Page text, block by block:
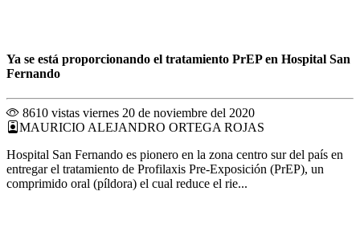
Ya se está proporcionando el tratamiento PrEP en Hospital San
Fernando
8610 vistas viernes 20 de noviembre del 2020
MAURICIO ALEJANDRO ORTEGA ROJAS
Hospital San Fernando es pionero en la zona centro sur del país en
entregar el tratamiento de Profilaxis Pre-Exposición (PrEP), un
comprimido oral (píldora) el cual reduce el rie...